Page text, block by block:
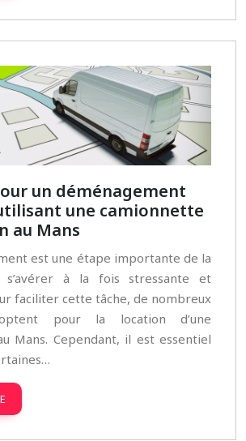
un déménagement
une camionnette
au Mans
est une étape importante de la
à la fois stressante et
faciliter cette tâche, de nombreux
pour la location d’une
Mans. Cependant, il est essentiel